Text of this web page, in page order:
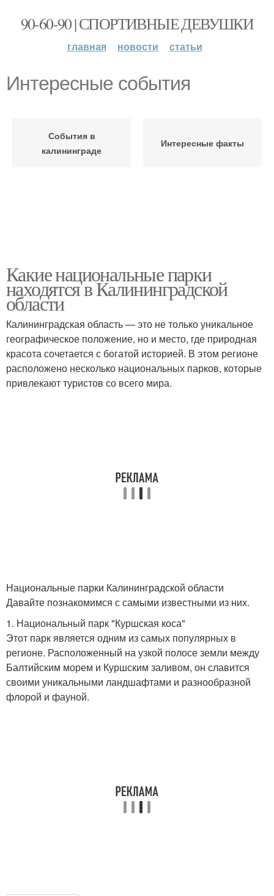
90-60-90 | СПОРТИВНЫЕ ДЕВУШКИ
главная новости статьи
Интересные события
События в
калининграде
Интересные факты
Какие национальные парки
находятся в Калининградской
области
Калининградская область — это не только уникальное
географическое положение, но и место, где природная
красота сочетается с богатой историей. В этом регионе
расположено несколько национальных парков, которые
привлекают туристов со всего мира.
Национальные парки Калининградской области
Давайте познакомимся с самыми известными из них.
1. Национальный парк "Куршская коса"
Этот парк является одним из самых популярных в
регионе. Расположенный на узкой полосе земли между
Балтийским морем и Куршским заливом, он славится
своими уникальными ландшафтами и разнообразной
флорой и фауной.